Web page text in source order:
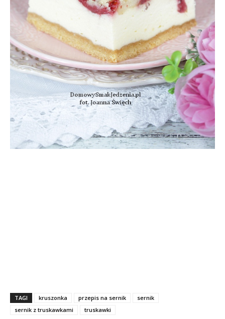
TAGI kruszonka przepis na sernik
sernik
sernik z truskawkami
truskawki